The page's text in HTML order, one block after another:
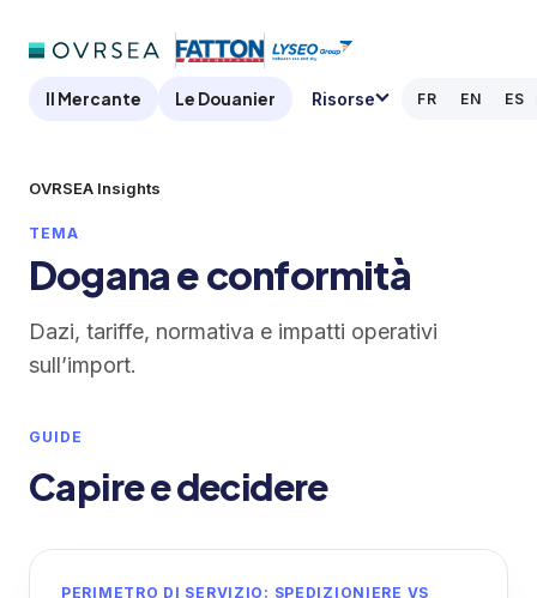
Il Mercante Le Douanier Risorse FR EN ES
OVRSEA Insights
TEMA
Dogana e conformità
Dazi, tariffe, normativa e impatti operativi
sull’import.
GUIDE
Capire e decidere
PERIMETRO DI SERVIZIO: SPEDIZIONIERE VS